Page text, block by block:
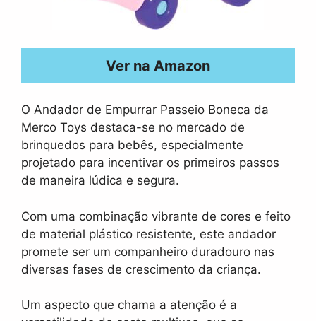
Ver na Amazon
O Andador de Empurrar Passeio Boneca da
Merco Toys destaca-se no mercado de
brinquedos para bebês, especialmente
projetado para incentivar os primeiros passos
de maneira lúdica e segura.
Com uma combinação vibrante de cores e feito
de material plástico resistente, este andador
promete ser um companheiro duradouro nas
diversas fases de crescimento da criança.
Um aspecto que chama a atenção é a